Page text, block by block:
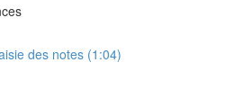
des notes (1:04)